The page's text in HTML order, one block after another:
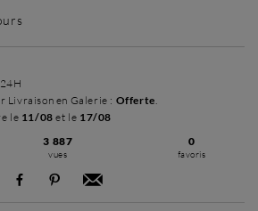
Livraison en Galerie : Offerte.
le 11/08 et le 17/08
3 887
vues
0
favoris